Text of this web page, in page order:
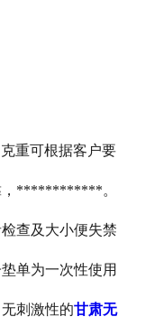
重可根据客户要
，************。
查及大小便失禁
单为一次性使用
刺激性的甘肃无